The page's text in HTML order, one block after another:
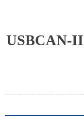
USBCAN-